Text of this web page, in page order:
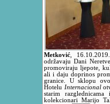
Metković
održavaju Dani
promoviraju ljepote,
ali i daju doprinos
granice. U sklopu
Hotelu Internacional
starim
kolekcionari Marijo